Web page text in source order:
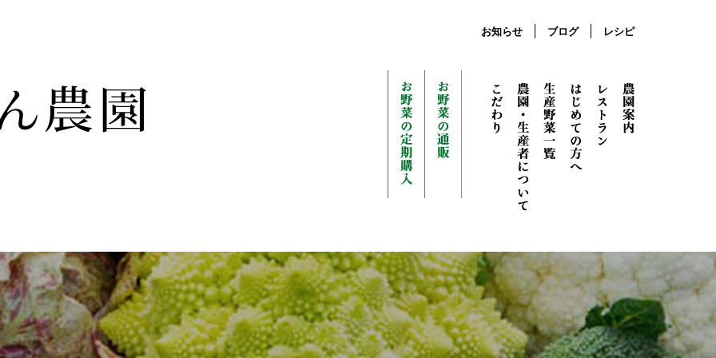
お知らせ ブログ レシピ